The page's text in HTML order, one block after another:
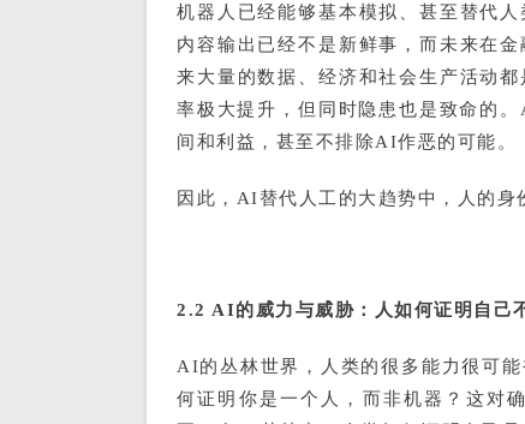
机器人已经能够基本模拟、甚至替代
内容输出已经不是新鲜事，而未来在
来大量的数据、经济和社会生产活动
率极大提升，但同时隐患也是致命的
间和利益，甚至不排除AI作恶的可能。
因此，AI替代人工的大趋势中，人的身
2.2 AI的威力与威胁：人如何证明自己
AI的丛林世界，人类的很多能力很可
何证明你是一个人，而非机器？这对